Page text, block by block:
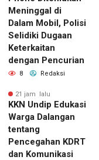
Meninggal di
Dalam Mobil, Polisi
Selidiki Dugaan
Keterkaitan
dengan Pencurian
8 Redaksi
21 jam lalu
KKN Undip Edukasi
Warga Dalangan
tentang
Pencegahan KDRT
dan Komunikasi